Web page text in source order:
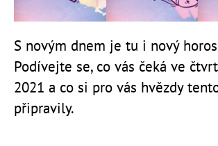
S novým dnem je tu i nový
Podívejte se, co vás čeká ve
2021 a co si pro vás hvězdy
připravily.